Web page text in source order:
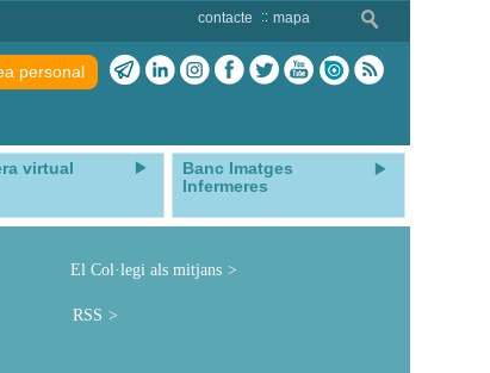
contacte mapa
personal
virtual
Banc Imatges
Infermeres
El Col·legi als mitjans
RSS